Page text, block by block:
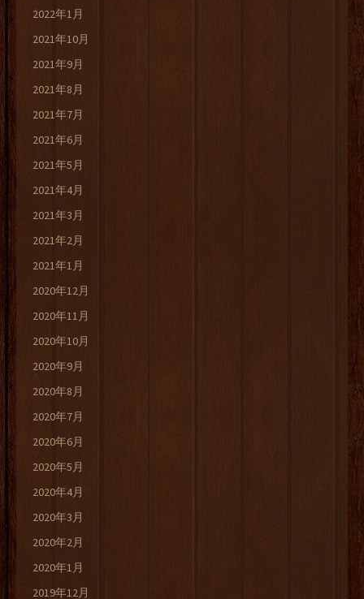
2022年1月
2021年10月
2021年9月
2021年8月
2021年7月
2021年6月
2021年5月
2021年4月
2021年3月
2021年2月
2021年1月
2020年12月
2020年11月
2020年10月
2020年9月
2020年8月
2020年7月
2020年6月
2020年5月
2020年4月
2020年3月
2020年2月
2020年1月
2019年12月